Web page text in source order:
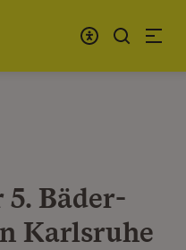
Bäder-
Karlsruhe